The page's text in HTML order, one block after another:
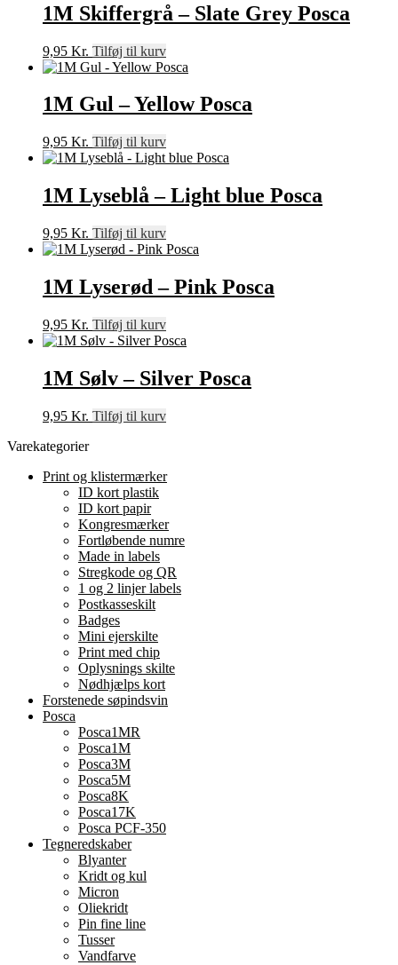
1M Skiffergrå – Slate Grey Posca
9,95 Kr. Tilføj til kurv
1M Gul – Yellow Posca
9,95 Kr. Tilføj til kurv
1M Lyseblå – Light blue Posca
9,95 Kr. Tilføj til kurv
1M Lyserød – Pink Posca
9,95 Kr. Tilføj til kurv
1M Sølv – Silver Posca
9,95 Kr. Tilføj til kurv
Varekategorier
Print og klistermærker
ID kort plastik
ID kort papir
Kongresmærker
Fortløbende numre
Made in labels
Stregkode og QR
1 og 2 linjer labels
Postkasseskilt
Badges
Mini ejerskilte
Print med chip
Oplysnings skilte
Nødhjælps kort
Forstenede søpindsvin
Posca
Posca1MR
Posca1M
Posca3M
Posca5M
Posca8K
Posca17K
Posca PCF-350
Tegneredskaber
Blyanter
Kridt og kul
Micron
Oliekridt
Pin fine line
Tusser
Vandfarve